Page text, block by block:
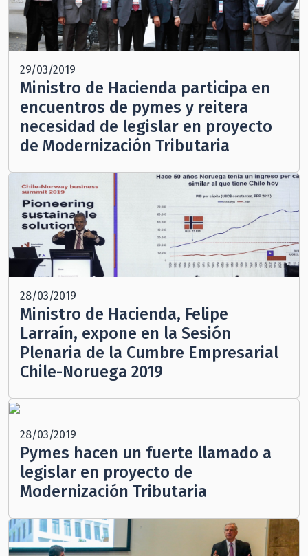
29/03/2019
Ministro de Hacienda participa en
encuentros de pymes y reitera
necesidad de legislar en proyecto
de Modernización Tributaria
28/03/2019
Ministro de Hacienda, Felipe
Larraín, expone en la Sesión
Plenaria de la Cumbre Empresarial
Chile-Noruega 2019
28/03/2019
Pymes hacen un fuerte llamado a
legislar en proyecto de
Modernización Tributaria